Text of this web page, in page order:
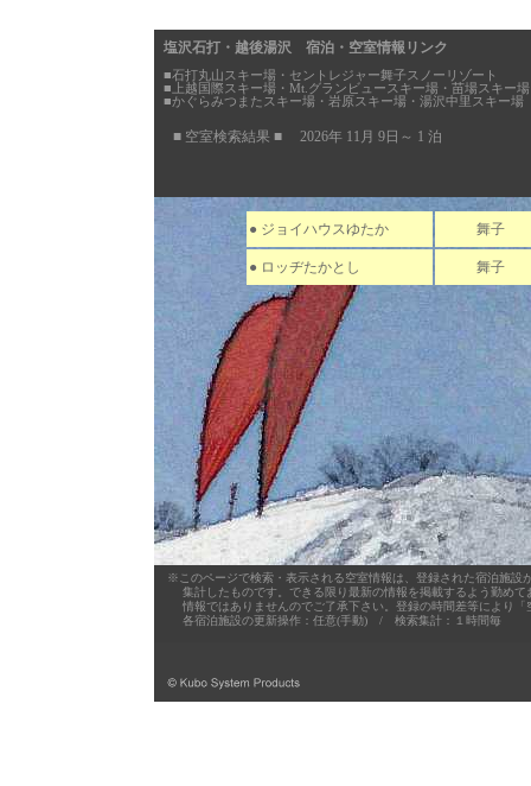
塩沢石打・越後湯沢 宿泊・空室情報リンク
■石打丸山スキー場・セントレジャー舞子スノーリゾート
■上越国際スキー場・Mt.グランビュースキー場・苗場スキー場
■かぐらみつまたスキー場・岩原スキー場・湯沢中里スキー場
■ 空室検索結果 ■ 2026年 11月 9日～ 1 泊
● ジョイハウスゆたか 舞子
● ロッヂたかとし 舞子
※このページで検索・表示される空室情報は、登録された宿泊施設
集計したものです。できる限り最新の情報を掲載するよう勤めて
情報ではありませんのでご了承下さい。登録の時間差等により「
各宿泊施設の更新操作：任意(手動) / 検索集計：１時間毎